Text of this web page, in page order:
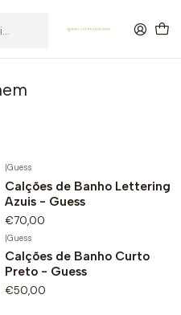
compras para Portugal superiores a
|Guess
Calções de Banho Lettering
Azuis - Guess
€70,00
|Guess
Calções de Banho Curto
Preto - Guess
€50,00